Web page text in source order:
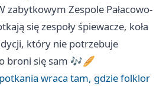
zabytkowym Zespole Pałacowo-
się zespoły śpiewacze, koła
który nie potrzebuje
broni się sam 🎶🥖
wraca tam, gdzie folklor